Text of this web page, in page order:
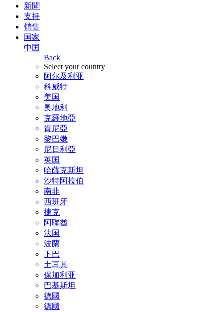
新聞
支持
销售
国家
中国
Back
Select your country
阿尔及利亚
科威特
美国
奥地利
克羅地亞
肯尼亞
黎巴嫩
尼日利亞
英国
哈薩克斯坦
沙特阿拉伯
南非
西班牙
捷克
阿聯酋
法国
波蘭
下巴
土耳其
保加利亚
巴基斯坦
德國
德國